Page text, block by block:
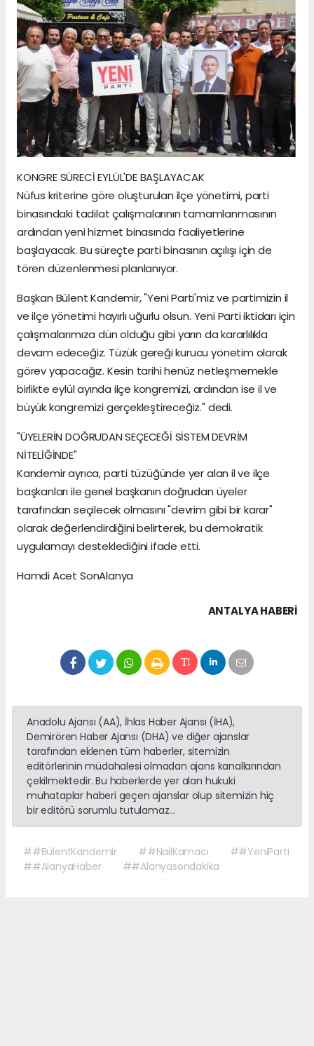
KONGRE SÜRECİ EYLÜL'DE BAŞLAYACAK
Nüfus kriterine göre oluşturulan ilçe yönetimi, parti
binasındaki tadilat çalışmalarının tamamlanmasının
ardından yeni hizmet binasında faaliyetlerine
başlayacak. Bu süreçte parti binasının açılışı için de
tören düzenlenmesi planlanıyor.
Başkan Bülent Kandemir, "Yeni Parti'miz ve partimizin il
ve ilçe yönetimi hayırlı uğurlu olsun. Yeni Parti iktidarı için
çalışmalarımıza dün olduğu gibi yarın da kararlılıkla
devam edeceğiz. Tüzük gereği kurucu yönetim olarak
görev yapacağız. Kesin tarihi henüz netleşmemekle
birlikte eylül ayında ilçe kongremizi, ardından ise il ve
büyük kongremizi gerçekleştireceğiz." dedi.
"ÜYELERİN DOĞRUDAN SEÇECEĞİ SİSTEM DEVRİM
NİTELİĞİNDE"
Kandemir ayrıca, parti tüzüğünde yer alan il ve ilçe
başkanları ile genel başkanın doğrudan üyeler
tarafından seçilecek olmasını "devrim gibi bir karar"
olarak değerlendirdiğini belirterek, bu demokratik
uygulamayı desteklediğini ifade etti.
Hamdi Acet SonAlanya
ANTALYA HABERİ
Anadolu Ajansı (AA), İhlas Haber Ajansı (İHA),
Demirören Haber Ajansı (DHA) ve diğer ajanslar
tarafından eklenen tüm haberler, sitemizin
editörlerinin müdahalesi olmadan ajans kanallarından
çekilmektedir. Bu haberlerde yer alan hukuki
muhataplar haberi geçen ajanslar olup sitemizin hiç
bir editörü sorumlu tutulamaz...
##BülentKandemir ##NailKamacı
##YeniParti
##AlanyaHaber
##Alanyasondakika